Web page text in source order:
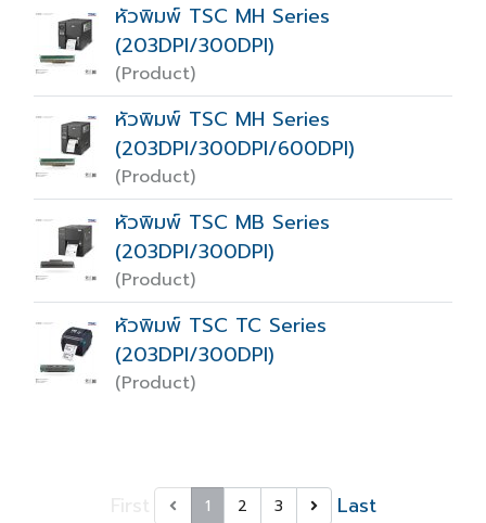
หัวพิมพ์ TSC MH Series
(203DPI/300DPI)
(Product)
หัวพิมพ์ TSC MH Series
(203DPI/300DPI/600DPI)
(Product)
หัวพิมพ์ TSC MB Series
(203DPI/300DPI)
(Product)
หัวพิมพ์ TSC TC Series
(203DPI/300DPI)
(Product)
1 2 3 Last